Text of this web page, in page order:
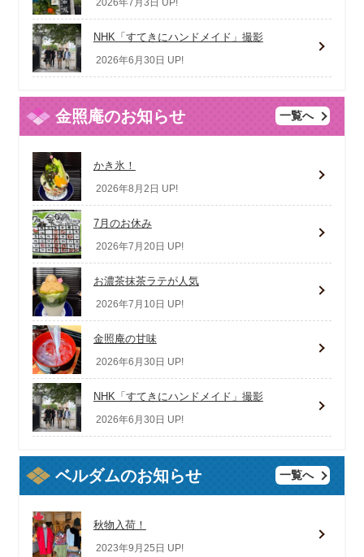
2026年7月3日 UP!
NHK「すてきにハンドメイド」撮影
2026年6月30日 UP!
金照庵のお知らせ 一覧へ
かき氷！
2026年8月2日 UP!
7月のお休み
2026年7月20日 UP!
お濃茶抹茶ラテが人気
2026年7月10日 UP!
金照庵の甘味
2026年6月30日 UP!
NHK「すてきにハンドメイド」撮影
2026年6月30日 UP!
ベルダムのお知らせ 一覧へ
秋物入荷！
2023年9月25日 UP!